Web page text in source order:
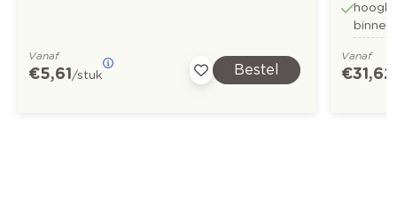
Vanaf
€ 5,61/stuk Bestel
Vanaf
€ 31,62